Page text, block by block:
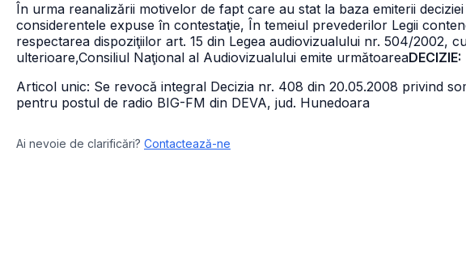
În urma reanalizării motivelor de fapt care au stat la baza emiterii
considerentele expuse în contestaţie, În temeiul prevederilor Legii
respectarea dispoziţiilor art. 15 din Legea audiovizualului nr. 504/2002,
ulterioare,Consiliul Naţional al Audiovizualului emite următoareaDECIZIE:
Articol unic: Se revocă integral Decizia nr. 408 din 20.05.2008 privind
pentru postul de radio BIG-FM din DEVA, jud. Hunedoara
Ai nevoie de clarificări? Contactează-ne